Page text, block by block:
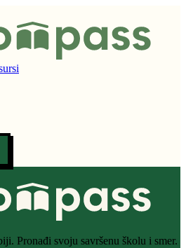
Pronađi svoju savršenu školu i smer.